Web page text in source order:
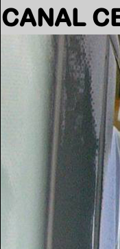
CANAL